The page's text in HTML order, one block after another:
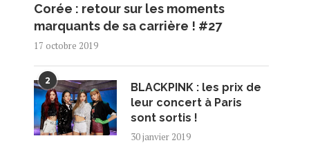
Corée : retour sur les moments
marquants de sa carrière ! #27
17 octobre 2019
2
BLACKPINK : les prix de
leur concert à Paris
sont sortis !
30 janvier 2019